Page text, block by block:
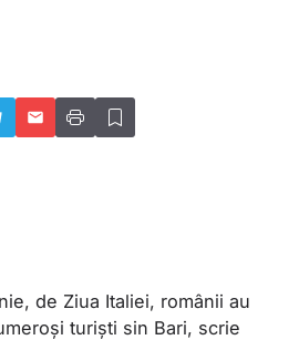
de Ziua Italiei, românii au
turiști sin Bari, scrie